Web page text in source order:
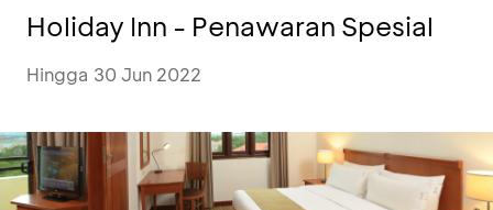
Holiday Inn - Penawaran Spesial
Hingga 30 Jun 2022